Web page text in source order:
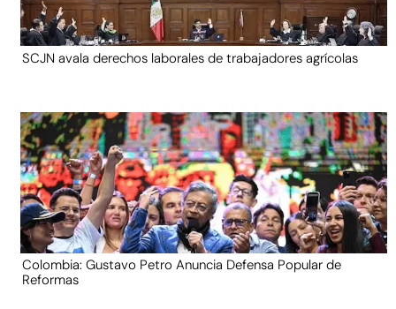
SCJN avala derechos laborales de trabajadores agrícolas
Colombia: Gustavo Petro Anuncia Defensa Popular de
Reformas